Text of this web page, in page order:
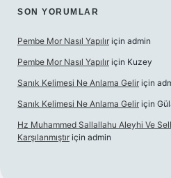
SON YORUMLAR
Pembe Mor Nasıl Yapılır için admin
Pembe Mor Nasıl Yapılır için Kuzey
Sanık Kelimesi Ne Anlama Gelir için
Sanık Kelimesi Ne Anlama Gelir için
Hz Muhammed Sallallahu Aleyhi Ve
Karşılanmıştır için admin